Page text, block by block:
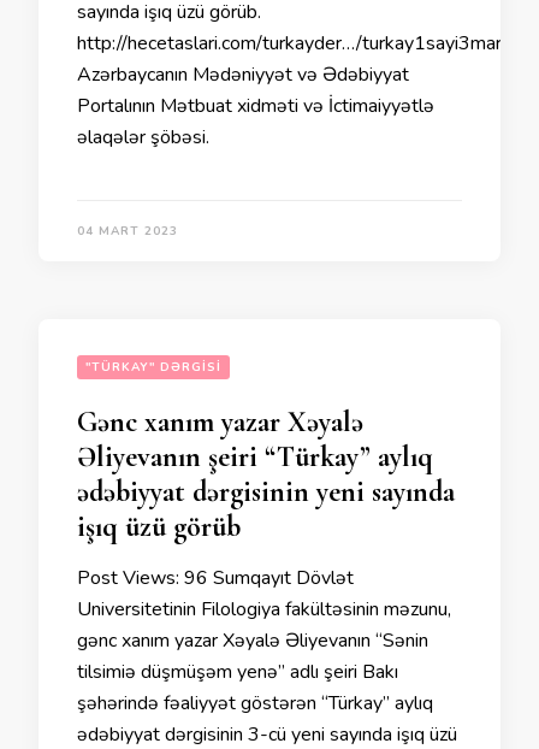
sayında işıq üzü görüb.
http://hecetaslari.com/turkayder…/
Azərbaycanın Mədəniyyət və Ədəbiyyat
Portalının Mətbuat xidməti və İctimaiyyətlə
əlaqələr şöbəsi.
04 MART 2023
"TÜRKAY" DƏRGISI
Gənc xanım yazar Xəyalə
Əliyevanın şeiri “Türkay” aylıq
ədəbiyyat dərgisinin yeni sayında
işıq üzü görüb
Post Views: 96 Sumqayıt Dövlət
Universitetinin Filologiya fakültəsinin məzunu,
gənc xanım yazar Xəyalə Əliyevanın “Sənin
tilsimiə düşmüşəm yenə” adlı şeiri Bakı
şəhərində fəaliyyət göstərən “Türkay” aylıq
ədəbiyyat dərgisinin 3-cü yeni sayında işıq üzü